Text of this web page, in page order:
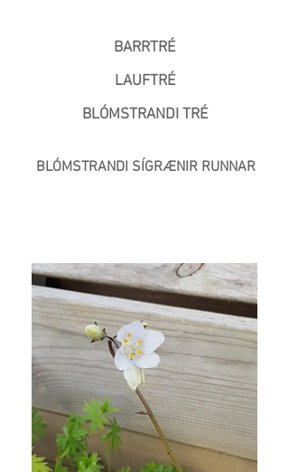
BARRTRÉ
LAUFTRÉ
BLÓMSTRANDI TRÉ
BLÓMSTRANDI SÍGRÆNIR RUNNAR